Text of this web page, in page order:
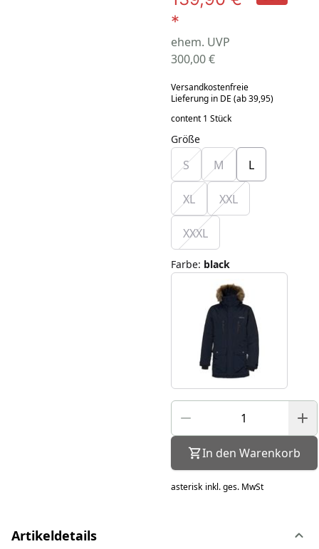
*
ehem. UVP
300,00 €
Versandkostenfreie
Lieferung in DE (ab 39,95)
content 1 Stück
Größe
S M L
XL XXL
XXXL
Farbe: black
In den Warenkorb
asterisk inkl. ges. MwSt
Artikeldetails